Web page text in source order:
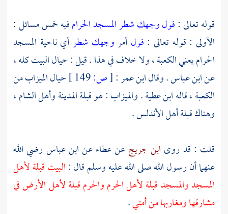
قوله تعالى :فول وجهك شطر المسجد الحرامفيه خمس مسائل :
الأولى : قوله تعالى : فول أمروجهك شطرأي ناحية المسجد
الحرام يعنيالكعبة، ولا خلاف في هذا . قيل : حيال البيت كله ،
عنابن عباس. وقالابن عمر:
[ص:
حيال الميزاب من
الكعبة، قالهابن عطية. والميزاب : هو قبلةالمدينةوأهل الشام،
وهناك قبلةأهل الأندلس.
قلت : قد روى ابن جريجعنعطاءعنابن عباسرضي الله
عنهما أن رسول الله صلى الله عليه وسلم قال :البيت قبلة لأهل
المسجد والمسجد قبلة لأهل الحرم والحرم قبلة لأهل الأرض في
مشارقها ومغاربها من أمتي.